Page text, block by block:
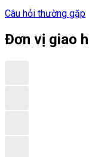
Câu hỏi thường gặp
Đơn vị giao